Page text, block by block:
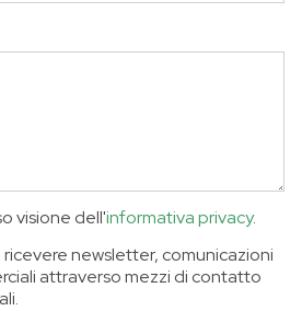
visione dell'informativa privacy.
ricevere newsletter, comunicazioni
attraverso mezzi di contatto